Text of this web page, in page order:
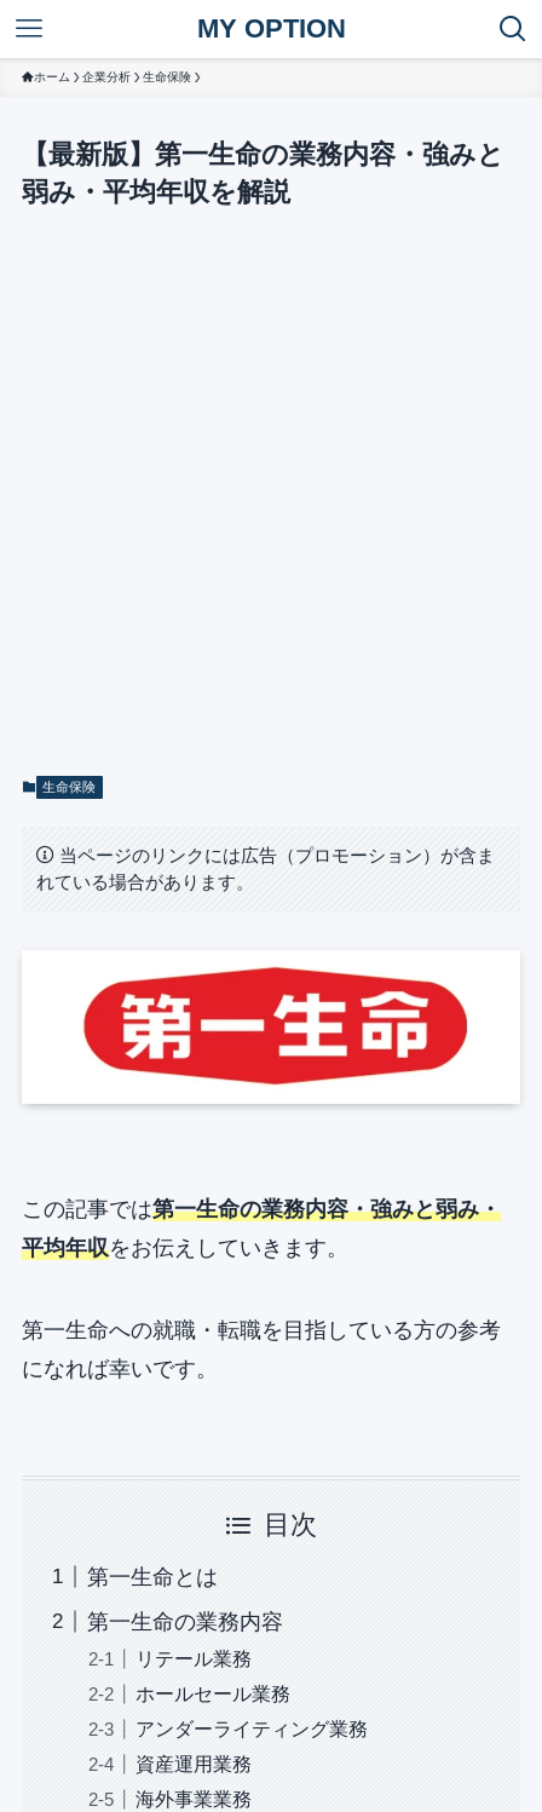
MY OPTION
ホーム 企業分析 生命保険
【最新版】第一生命の業務内容・強みと
弱み・平均年収を解説
生命保険
当ページのリンクには広告（プロモーション）が含ま
れている場合があります。
この記事では第一生命の業務内容・強みと弱み・
平均年収をお伝えしていきます。
第一生命への就職・転職を目指している方の参考
になれば幸いです。
目次
第一生命とは
第一生命の業務内容
リテール業務
ホールセール業務
アンダーライティング業務
資産運用業務
海外事業業務